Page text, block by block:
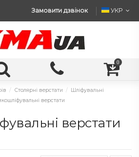
Замовити дзвінок УКР
0
Столярні верстати
Шліфувальні
верстати
верстати